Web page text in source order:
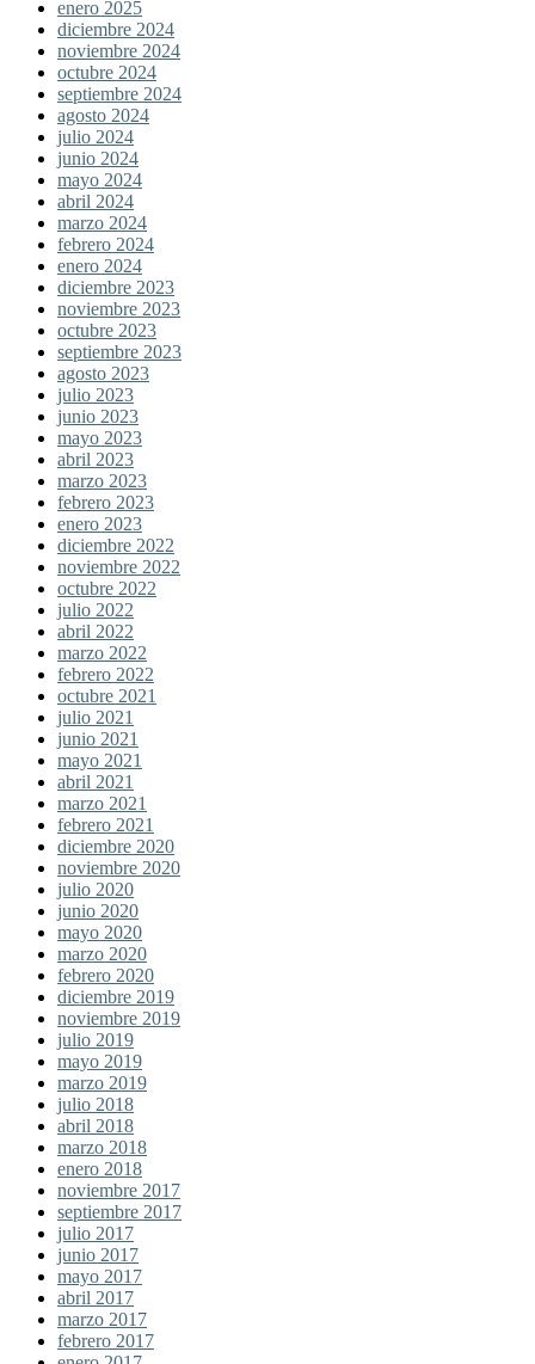
enero 2025
diciembre 2024
noviembre 2024
octubre 2024
septiembre 2024
agosto 2024
julio 2024
junio 2024
mayo 2024
abril 2024
marzo 2024
febrero 2024
enero 2024
diciembre 2023
noviembre 2023
octubre 2023
septiembre 2023
agosto 2023
julio 2023
junio 2023
mayo 2023
abril 2023
marzo 2023
febrero 2023
enero 2023
diciembre 2022
noviembre 2022
octubre 2022
julio 2022
abril 2022
marzo 2022
febrero 2022
octubre 2021
julio 2021
junio 2021
mayo 2021
abril 2021
marzo 2021
febrero 2021
diciembre 2020
noviembre 2020
julio 2020
junio 2020
mayo 2020
marzo 2020
febrero 2020
diciembre 2019
noviembre 2019
julio 2019
mayo 2019
marzo 2019
julio 2018
abril 2018
marzo 2018
enero 2018
noviembre 2017
septiembre 2017
julio 2017
junio 2017
mayo 2017
abril 2017
marzo 2017
febrero 2017